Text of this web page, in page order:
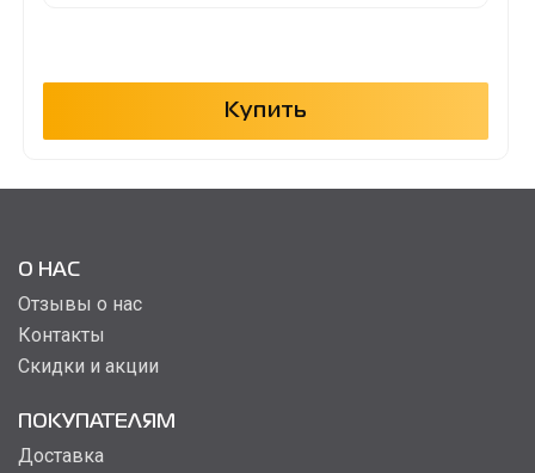
Купить
О НАС
Отзывы о нас
Контакты
Скидки и акции
ПОКУПАТЕЛЯМ
Доставка